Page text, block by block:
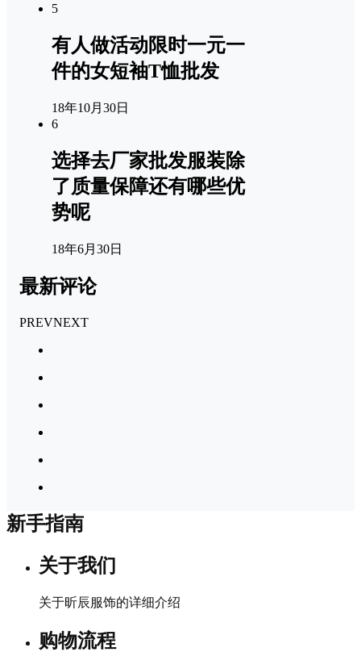
5
有人做活动限时一元一
件的女短袖T恤批发
18年10月30日
6
选择去厂家批发服装除
了质量保障还有哪些优
势呢
18年6月30日
最新评论
PREVNEXT
新手指南
关于我们
关于昕辰服饰的详细介绍
购物流程